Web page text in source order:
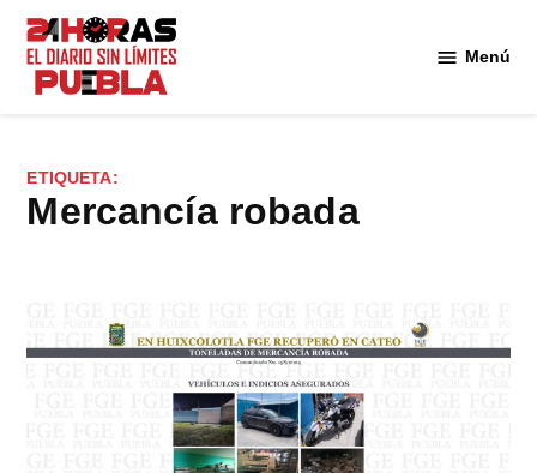
Saltar
contenido
Menú
ETIQUETA:
mercancía robada